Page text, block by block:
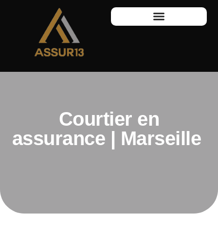
Courtier en
assurance | Marseille